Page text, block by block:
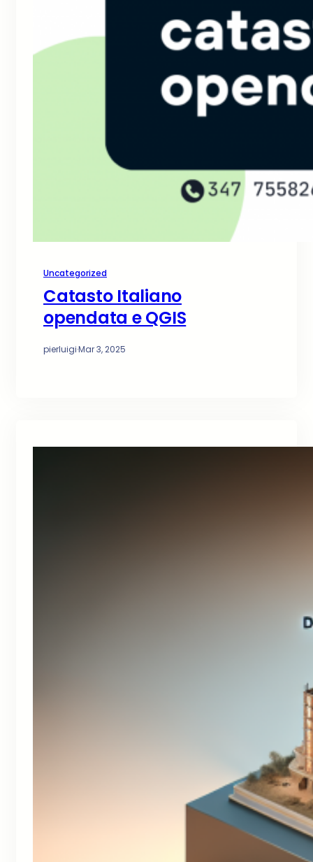
Uncategorized
Catasto Italiano
opendata e QGIS
pierluigi·Mar 3, 2025